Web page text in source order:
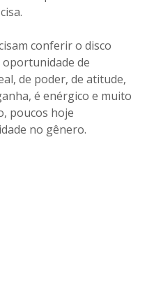
conferir o disco
de
de poder, de atitude,
é enérgico e muito
poucos hoje
no gênero.